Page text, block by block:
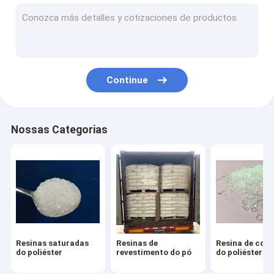
Revestimento do pó da resina de cola Epoxy
Pulverize a matéria prima de revestimento
Água - pintura baseada da cola Epoxy
Composto de moldagem de poliéster
Continue
Nossas Categorias
Resinas saturadas
do poliéster
Resinas de
revestimento do pó
Resina de cola
do poliéster